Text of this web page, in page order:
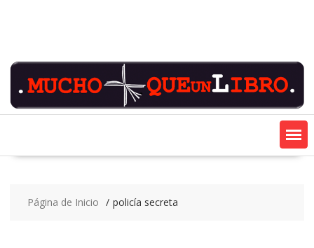
Página de Inicio policía secreta